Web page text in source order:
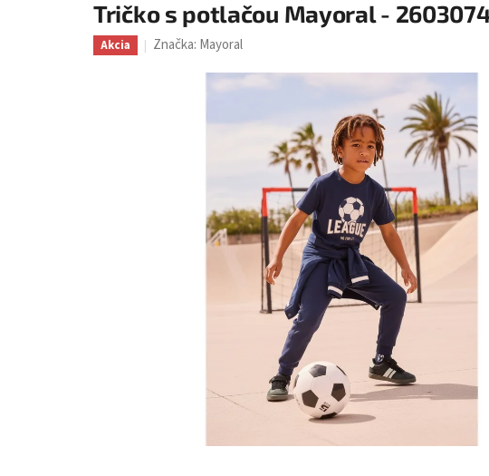
Tričko s potlačou Mayoral -
Akcia Značka: Mayoral